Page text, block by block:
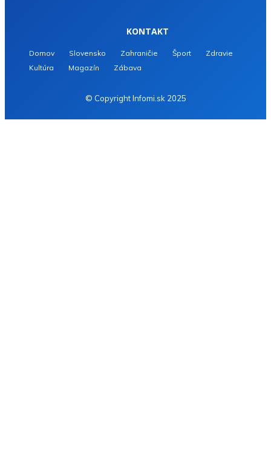
KONTAKT
Domov Slovensko Zahraničie Šport
Zdravie
Kultúra
Magazín Zábava
© Copyright Infomi.sk 2025